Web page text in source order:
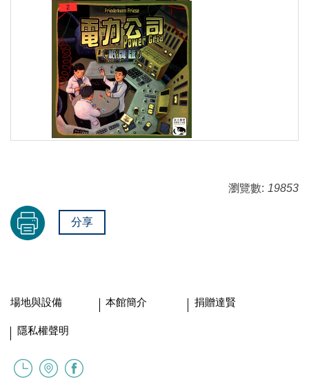
瀏覽數: 19853
分享
場地與設備 本館簡介 捐贈達賢
隱私權聲明